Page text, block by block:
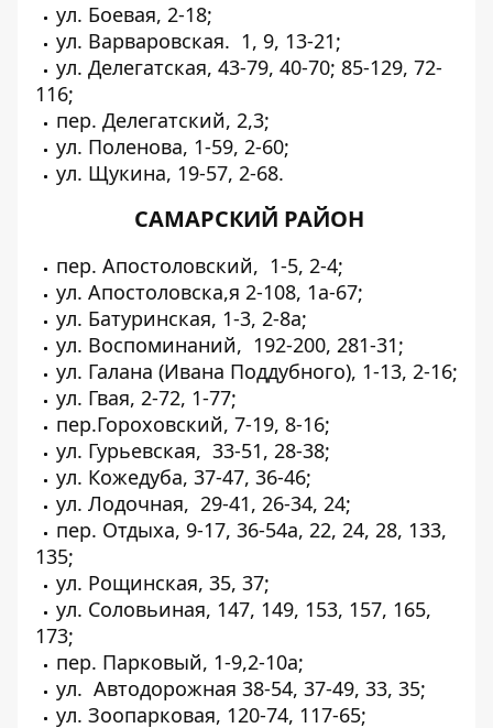
ул. Боевая, 2-18;
ул. Варваровская. 1, 9, 13-21;
ул. Делегатская, 43-79, 40-70; 85-129, 72-
116;
пер. Делегатский, 2,3;
ул. Поленова, 1-59, 2-60;
ул. Щукина, 19-57, 2-68.
САМАРСКИЙ РАЙОН
пер. Апостоловский, 1-5, 2-4;
ул. Апостоловска,я 2-108, 1а-67;
ул. Батуринская, 1-3, 2-8а;
ул. Воспоминаний, 192-200, 281-31;
ул. Галана (Ивана Поддубного), 1-13, 2-16;
ул. Гвая, 2-72, 1-77;
пер.Гороховский, 7-19, 8-16;
ул. Гурьевская, 33-51, 28-38;
ул. Кожедуба, 37-47, 36-46;
ул. Лодочная, 29-41, 26-34, 24;
пер. Отдыха, 9-17, 36-54а, 22, 24, 28, 133,
135;
ул. Рощинская, 35, 37;
ул. Соловьиная, 147, 149, 153, 157, 165,
173;
пер. Парковый, 1-9,2-10а;
ул. Автодорожная 38-54, 37-49, 33, 35;
ул. Зоопарковая, 120-74, 117-65;